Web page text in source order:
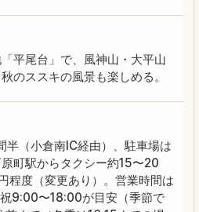
平尾台」で、風神山・大平山
のススキの風景も楽しめる。
半（小倉南IC経由）、駐車場は
町駅からタクシー約15〜20
程度（変更あり）。営業時間は
9:00〜18:00が目安（季節で